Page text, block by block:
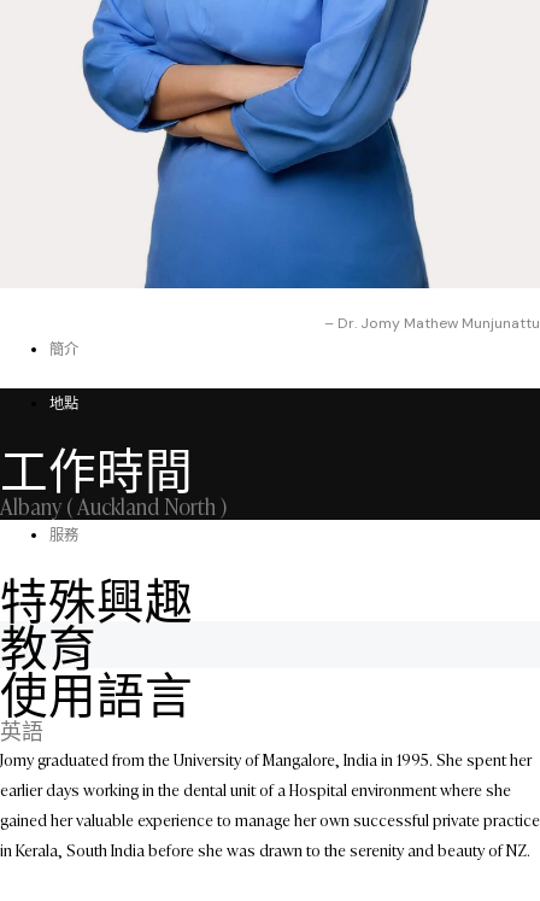
– Dr. Jomy Mathew Munjunattu
簡介
地點
工作時間
Albany( Auckland North )
服務
特殊興趣
教育
使用語言
英語
Jomy graduated from the University of Mangalore, India in 1995. She spent her
earlier days working in the dental unit of a Hospital environment where she
gained her valuable experience to manage her own successful private practice
in Kerala, South India before she was drawn to the serenity and beauty of NZ.